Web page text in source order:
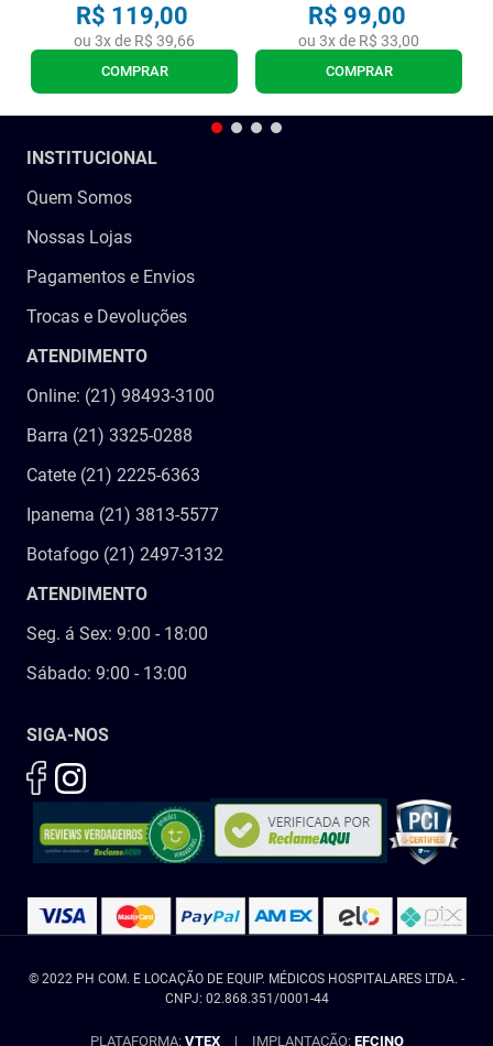
R$ 119,00
ou 3x de R$ 39,66
COMPRAR
R$ 99,00
ou 3x de R$ 33,00
COMPRAR
INSTITUCIONAL
Quem Somos
Nossas Lojas
Pagamentos e Envios
Trocas e Devoluções
ATENDIMENTO
Online: (21) 98493-3100
Barra (21) 3325-0288
Catete (21) 2225-6363
Ipanema (21) 3813-5577
Botafogo (21) 2497-3132
ATENDIMENTO
Seg. á Sex: 9:00 - 18:00
Sábado: 9:00 - 13:00
SIGA-NOS
© 2022 PH COM. E LOCAÇÃO DE EQUIP. MÉDICOS HOSPITALARES LTDA. -
CNPJ: 02.868.351/0001-44
PLATAFORMA: VTEX | IMPLANTAÇÃO: EFCINO